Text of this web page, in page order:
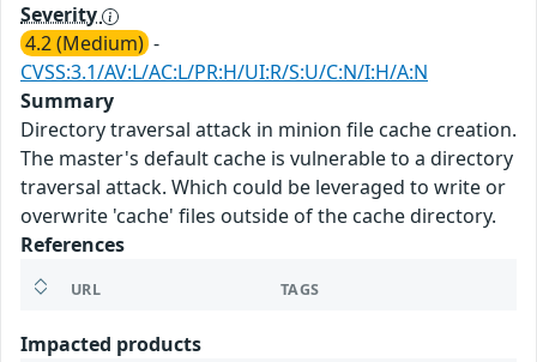
Severity
4.2 (Medium) -
CVSS:3.1/AV:L/AC:L/PR:H/UI:R/S:U/C:N/I:H/A:N
Summary
Directory traversal attack in minion file cache creation.
The master's default cache is vulnerable to a directory
traversal attack. Which could be leveraged to write or
overwrite 'cache' files outside of the cache directory.
References
URL TAGS
Impacted products